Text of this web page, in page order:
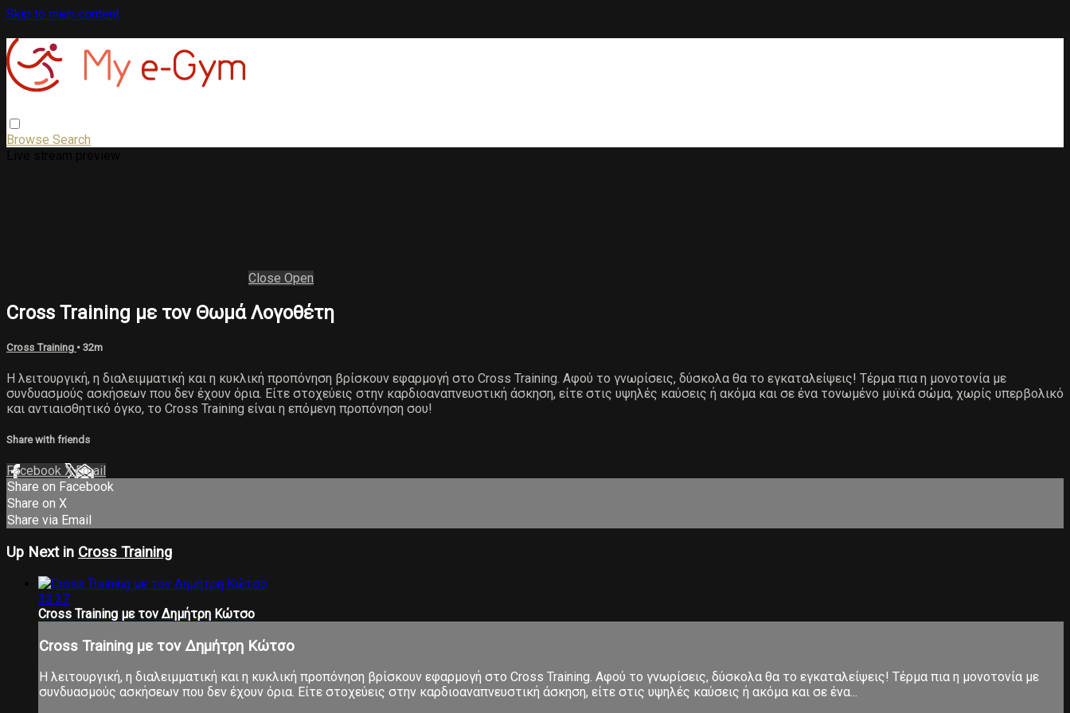
Skip to main content
Browse Search
Close Open
Cross Training με τον Θωμά Λογοθέτη
Cross Training • 32m
Η λειτουργική, η διαλειμματική και η κυκλική προπόνηση βρίσκουν εφαρμογή στο Cross Training. Αφού το γνωρίσεις, δύσκολα θα το εγκαταλείψεις! Τέρμα πια η μονοτονία με
συνδυασμούς ασκήσεων που δεν έχουν όρια. Είτε στοχεύεις στην καρδιοαναπνευστική άσκηση, είτε στις υψηλές καύσεις ή ακόμα και σε ένα τονωμένο μυϊκά σώμα, χωρίς υπερβολικό
και αντιαισθητικό όγκο, το Cross Training είναι η επόμενη προπόνηση σου!
Share with friends
Facebook XEmail
Share on Facebook
Share on X
Share via Email
Up Next in Cross Training
33:37
Cross Training με τον Δημήτρη Κώτσο
Cross Training με τον Δημήτρη Κώτσο
Η λειτουργική, η διαλειμματική και η κυκλική προπόνηση βρίσκουν εφαρμογή στο Cross Training. Αφού το γνωρίσεις, δύσκολα θα το εγκαταλείψεις! Τέρμα πια η μονοτονία με
συνδυασμούς ασκήσεων που δεν έχουν όρια. Είτε στοχεύεις στην καρδιοαναπνευστική άσκηση, είτε στις υψηλές καύσεις ή ακόμα και σε ένα...